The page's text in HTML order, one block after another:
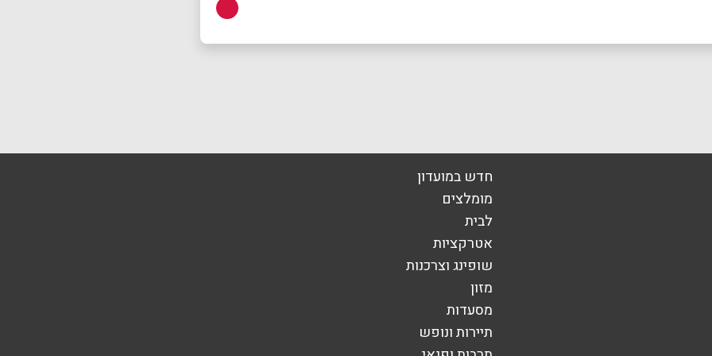
אימייל*
חדש במועדון
מומלצים
לבית
אטרקציות
שופינג וצרכנות
מזון
מסעדות
תיירות ונופש